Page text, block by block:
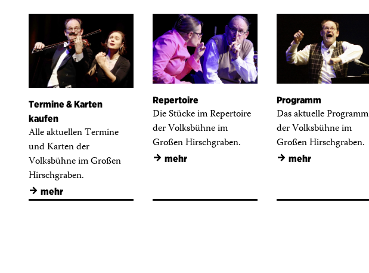
Termine & Karten
kaufen
Alle aktuellen Termine
und Karten der
Volksbühne im Großen
Hirschgraben.
→ mehr
Repertoire
Die Stücke im Repertoire
der Volksbühne im
Großen Hirschgraben.
→ mehr
Programm
Das aktuelle Programm
der Volksbühne im
Großen Hirschgraben.
→ mehr